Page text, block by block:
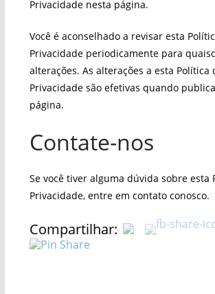
Privacidade nesta página.
Você é aconselhado a revisar esta
Privacidade periodicamente para
alterações. As alterações a esta Política
Privacidade são efetivas quando
página.
Contate-nos
Se você tiver alguma dúvida sobre esta
Privacidade, entre em contato conosco.
Compartilhar: